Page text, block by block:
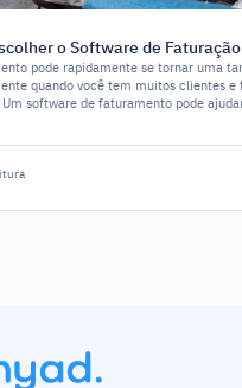
o Software de
pode rapidamente se tornar uma
quando você tem muitos clientes e
software de faturamento pode